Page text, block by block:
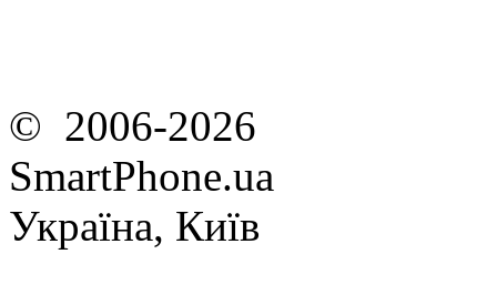
© 2006-2026
SmartPhone.ua
Україна, Київ